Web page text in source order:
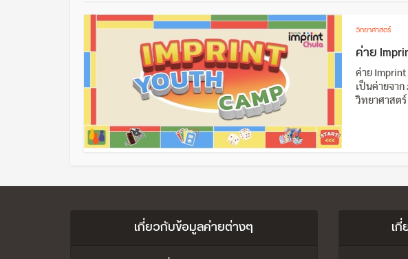
วิทยาศาสตร์
ค่าย
ค่าย Imprint
เป็นค่ายจา
วิทยาศาสต
เกี่ยวกับข้อมูลค่ายต่างๆ เ